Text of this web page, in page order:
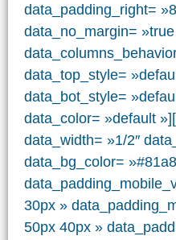
data_padding_right=
data_no_margin=
data_top_style=
data_bot_style=
data_color= »default
data_width= »1/2″
data_bg_color=
30px »
50px 40px »